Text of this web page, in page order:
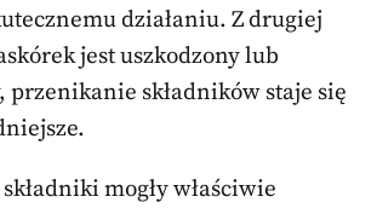
działaniu. Z drugiej
jest uszkodzony lub
przenikanie składników staje się
mogły właściwie